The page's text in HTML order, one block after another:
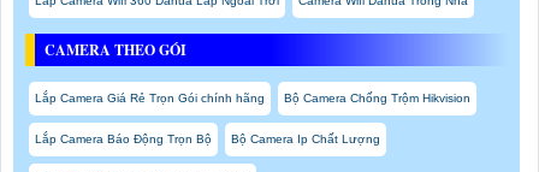
CAMERA THEO GÓI
Lắp Camera Giá Rẻ Trọn Gói chính hãng Bộ Camera Chống Trộm Hikvision
Lắp Camera Báo Động Trọn Bộ Bộ Camera Ip Chất Lượng